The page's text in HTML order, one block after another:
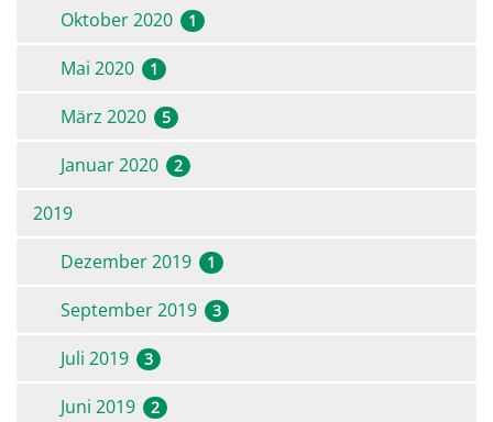
Oktober 2020 1
Mai 2020 1
März 2020 5
Januar 2020 2
2019
Dezember 2019
1
September 2019 3
Juli 2019 3
Juni 2019 2